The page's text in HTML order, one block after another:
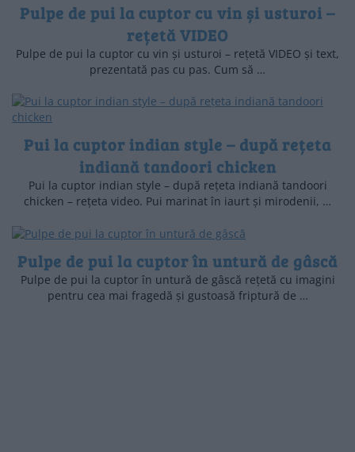
Pulpe de pui la cuptor cu vin și usturoi –
rețetă VIDEO
Pulpe de pui la cuptor cu vin și usturoi – rețetă VIDEO și text,
prezentată pas cu pas. Cum să …
Pui la cuptor indian style – după rețeta
indiană tandoori chicken
Pui la cuptor indian style – după rețeta indiană tandoori
chicken – rețeta video. Pui marinat în iaurt și mirodenii, …
Pulpe de pui la cuptor în untură de gâscă
Pulpe de pui la cuptor în untură de gâscă rețetă cu imagini
pentru cea mai fragedă și gustoasă friptură de …